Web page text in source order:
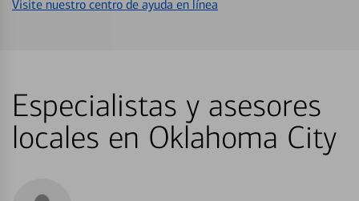
Visite nuestro centro de ayuda en línea
Especialistas y asesores
locales en Oklahoma City